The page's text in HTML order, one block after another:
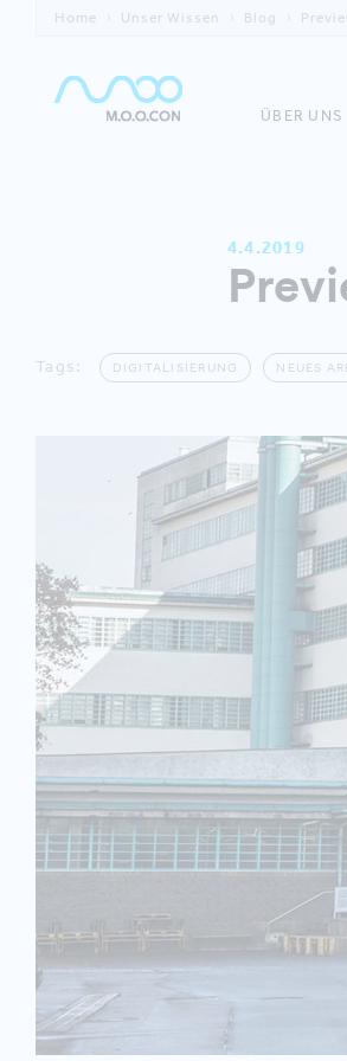
Home Unser Wissen Blog
ÜBER UNS
4.4.2019
Tags: DIGITALISIERUNG NEUES